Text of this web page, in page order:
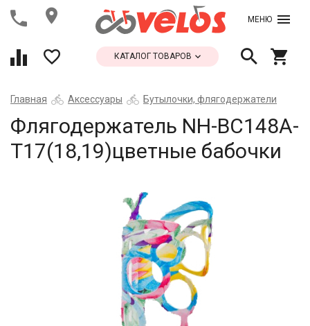
МЕНЮ
КАТАЛОГ ТОВАРОВ
Главная Аксессуары Бутылочки, флягодержатели
Флягодержатель NH-ВС148А-
Т17(18,19)цветные бабочки